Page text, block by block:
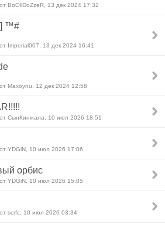
BoOllDoZzeR, 13 дек 2024 17:32
™#
Imperial007, 13 дек 2024 16:41
Maxoynu, 12 дек 2024 12:58
СынКинжала, 10 июл 2026 18:51
YDGiN, 10 июл 2026 17:06
орбис
YDGiN, 10 июл 2026 15:05
scrfc, 10 июл 2026 03:34